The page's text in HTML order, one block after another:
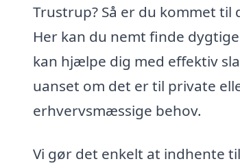
Trustrup? Så er du kommet til
Her kan du nemt finde
kan hjælpe dig med effektiv
uanset om det er til private
erhvervsmæssige behov.
Vi gør det enkelt at indhente